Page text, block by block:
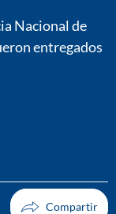
Nacional de
entregados